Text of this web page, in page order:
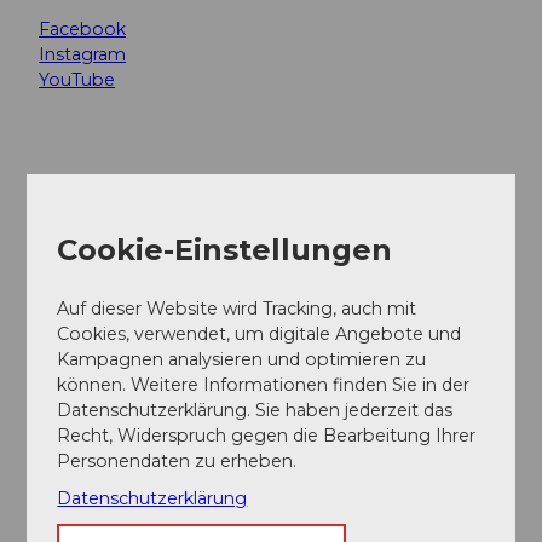
Facebook
Instagram
YouTube
CC-
BY-
NC-
NDGalgenfrist in Luzern – pur und ohne
Zensur
Führung
CC-
BY-
NDStadtführung Luzern
Cookie-Einstellungen
Auf dieser Website wird Tracking, auch mit
Cookies, verwendet, um digitale Angebote und
Kampagnen analysieren und optimieren zu
können. Weitere Informationen finden Sie in der
Datenschutzerklärung. Sie haben jederzeit das
Recht, Widerspruch gegen die Bearbeitung Ihrer
Personendaten zu erheben.
Datenschutzerklärung